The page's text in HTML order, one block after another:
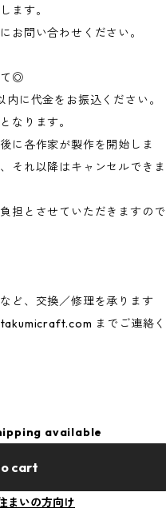
ます。
お問い合わせください。
て◎
に代金をお振込ください。
なります。
に各作家が製作を開始しま
それ以降はキャンセルできま
担とさせていただきますので
ど、交換／修理を承ります
までご連絡く
available
cart
まいの方向け